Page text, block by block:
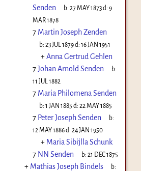
Senden
b:27 MAY 1873d:9
MAR 1878
7 Martin Joseph Zenden
b:23 JUL 1879d:16 JAN 1951
+Anna Gertrud Gehlen
7Johan Arnold Senden
b:
11 JUL 1882
7 Maria Philomena Senden
b:1 JAN 1885 d:22 MAY 1885
7 Peter Joseph Senden
b:
12 MAY 1886d: 24 JAN 1950
+ Maria Sibijlla Schunk
7 NN Senden b:21 DEC 1875
+ Mathias Joseph Bindels
b: